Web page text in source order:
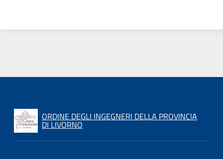
ORDINE DEGLI INGEGNERI DELLA PROVINCIA
DI LIVORNO